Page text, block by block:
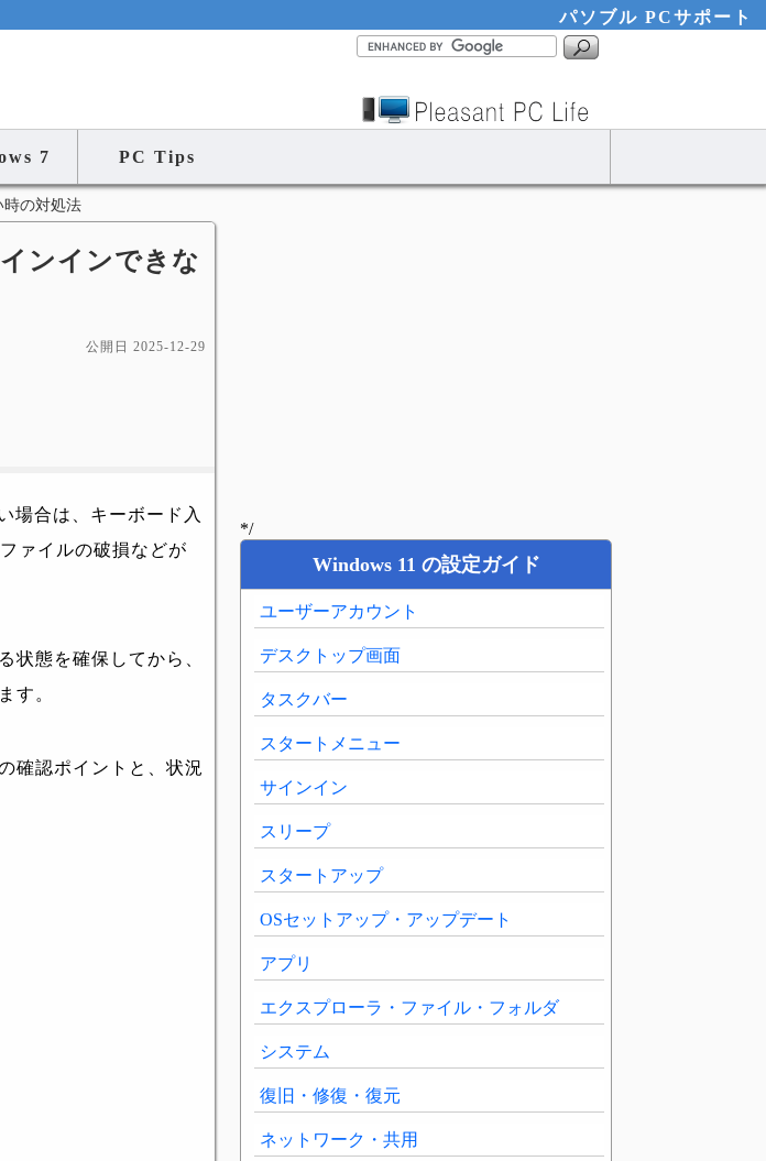
パソブル PCサポート
7 PC Tips
時の対処法
ンインできな
公開日 2025-12-29
場合は、キーボード入
ァイルの破損などが
状態を確保してから、
す。
確認ポイントと、状況
*/
Windows 11 の設定ガイド
ユーザーアカウント
デスクトップ画面
タスクバー
スタートメニュー
サインイン
スリープ
スタートアップ
OSセットアップ・アップデート
アプリ
エクスプローラ・ファイル・フォルダ
システム
復旧・修復・復元
ネットワーク・共用